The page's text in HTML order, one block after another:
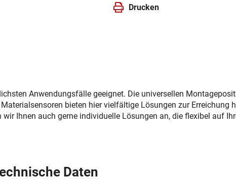
Drucken
Anwendungsfälle geeignet. Die universellen
bieten hier vielfältige Lösungen zur Erreichung
Ihnen auch gerne individuelle Lösungen an, die flexibel auf
Daten